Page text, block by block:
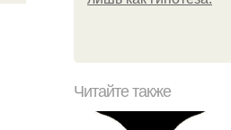
Читайте также